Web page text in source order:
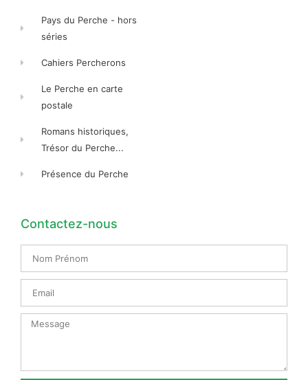
Pays du Perche - hors
séries
Cahiers Percherons
Le Perche en carte
postale
Romans historiques,
Trésor du Perche...
Présence du Perche
Contactez-nous
Prénom
Message